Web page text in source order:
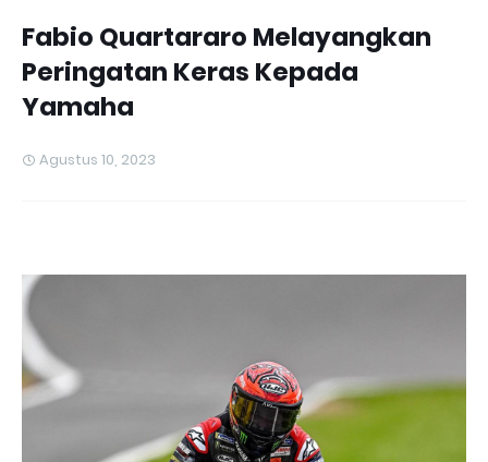
Fabio Quartararo Melayangkan
Peringatan Keras Kepada
Yamaha
Agustus 10, 2023